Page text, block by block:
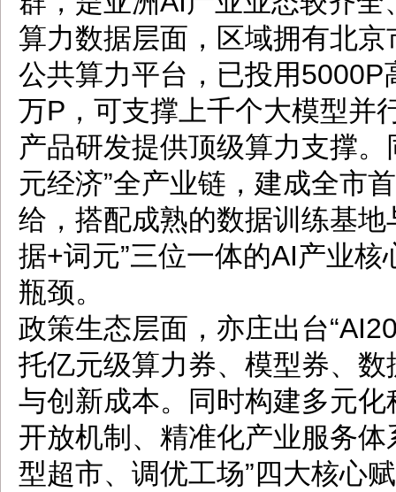
算力数据层面，区域拥有北
公共算力平台，已投用
万P，可支撑上千个大模型并
产品研发提供顶级算力支撑
元经济”全产业链，建成全市
给，搭配成熟的数据训练基
据+词元”三位一体的AI产业
瓶颈。
政策生态层面，亦庄出台
托亿元级算力券、模型券、
与创新成本。同时构建多元化
开放机制、精准化产业服务
型超市、调优工场”四大核心